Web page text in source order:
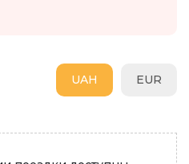
EUR
UAH